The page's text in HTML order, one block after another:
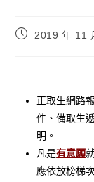
2019 年 11
正取生網路
件、備取生
明。
凡是有意願
應依放榜梯